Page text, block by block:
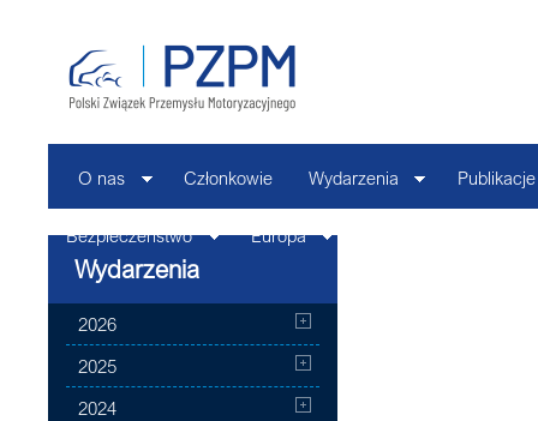
O nas Członkowie Wydarzenia Publikacje
Bezpieczeństwo Europa
Wydarzenia
2026
2025
2024